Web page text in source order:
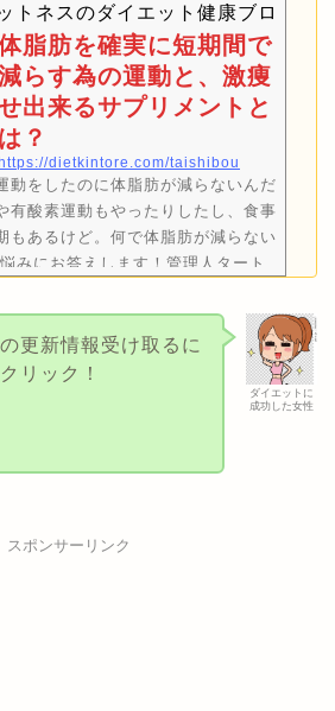
してしまうから、成功例を元に真
似をすることがダイエット成功の近
道だよ！ 管理人タートルのtwitterア
ウントです。ブログや動画に配信
をいち早く届きます@kameki23良か
ったらフォローも宜しくお願いしま
。※この記事は…
トネスのダイエット健康ブログ
脂肪を確実に短期間で
らす為の運動と、激痩
出来るサプリメントと
は？
dietkintore.com/taishibou
動をしたのに体脂肪が減らないんだ
有酸素運動もやったりしたし、食事
もあるけど。何で体脂肪が減らない
みにお答えします！管理人タート
※2.3分で読む事が出来ます。この
運動、食事、サプリメントの知識が
率よく減らす事が出来ます！【本記
を減らすには有酸素運動と無酸素運ダイエットに
成功した女性
更新情報受け取るに
リック！
スポンサーリンク